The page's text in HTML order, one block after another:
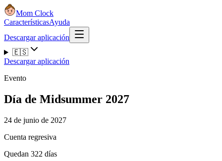
Mom Clock
CaracterísticasAyuda
Descargar aplicación
🇪🇸
Descargar aplicación
Evento
Día de Midsummer 2027
24 de junio de 2027
Cuenta regresiva
Quedan 322 días